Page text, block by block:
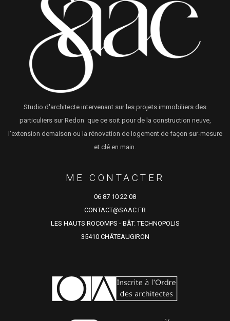
Studio d'architecte intervenant sur les projets immobiliers des
particuliers sur Redon que ce soit pour de la construction neuve,
l'extension demaison ou la rénovation de logement de façon sur-mesure
et clé en main.
ME CONTACTER
06 87 10 22 08
CONTACT@SAAC.FR
LES HAUTS ROCOMPS - BÂT. TECHNOPOLIS
35410 CHÂTEAUGIRON